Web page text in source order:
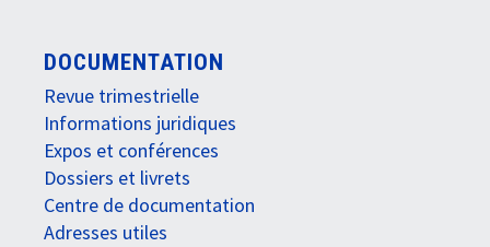
DOCUMENTATION
Revue trimestrielle
Informations juridiques
Expos et conférences
Dossiers et livrets
Centre de documentation
Adresses utiles